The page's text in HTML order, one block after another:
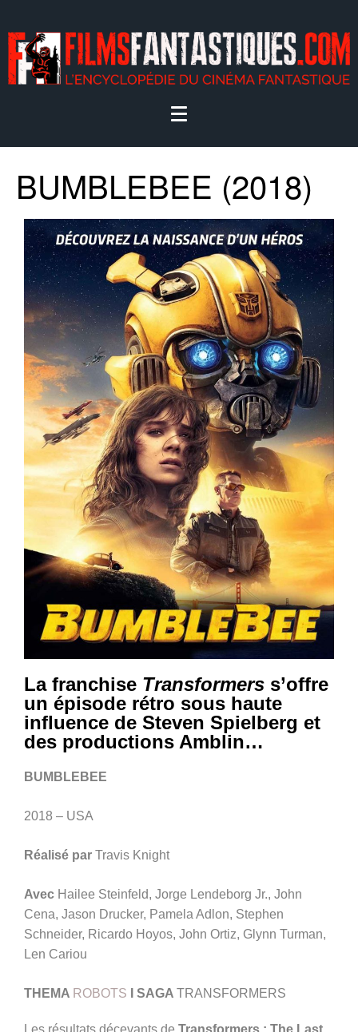
BUMBLEBEE (2018)
La franchise Transformers s’offre
un épisode rétro sous haute
influence de Steven Spielberg et
des productions Amblin…
BUMBLEBEE
2018 – USA
Réalisé par Travis Knight
Avec Hailee Steinfeld, Jorge Lendeborg Jr., John
Cena, Jason Drucker, Pamela Adlon, Stephen
Schneider, Ricardo Hoyos, John Ortiz, Glynn Turman,
Len Cariou
THEMA ROBOTS I SAGA TRANSFORMERS
Les résultats décevants de Transformers : The Last